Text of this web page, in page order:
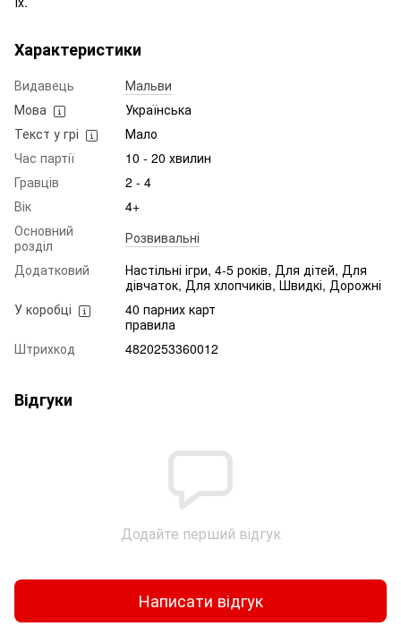
Характеристики
Видавець
Мальви
Мова
Українська
Текст у грі
Мало
Час партії
10 - 20 хвилин
Гравців
2 - 4
Вік
4+
Основний
розділ
Розвивальні
Додатковий
Настільні ігри, 4-5 років, Для дітей, Для
дівчаток, Для хлопчиків, Швидкі, Дорожні
У коробці
40 парних карт
правила
Штрихкод
4820253360012
Відгуки
Додайте перший відгук
Написати відгук